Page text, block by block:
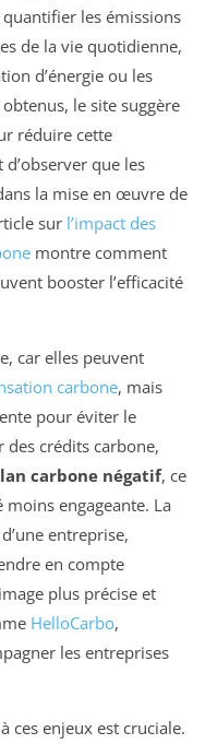
les émissions
de la vie quotidienne,
d’énergie ou les
le site suggère
réduire cette
que les
la mise en œuvre de
sur l’impact des
montre comment
booster l’efficacité
car elles peuvent
carbone, mais
pour éviter le
des crédits carbone,
carbone négatif, ce
engageante. La
entreprise,
en compte
plus précise et
HelloCarbo,
les entreprises
à ces enjeux est cruciale.